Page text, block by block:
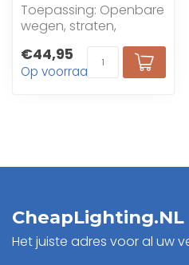
Toepassing: Openbare
wegen, straten,
openbare ruimte,
parken, pleinen
€44,95
Op voorraad
CheapLighting.NL
Het juiste adres voor al uw